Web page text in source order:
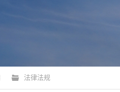
法律法规